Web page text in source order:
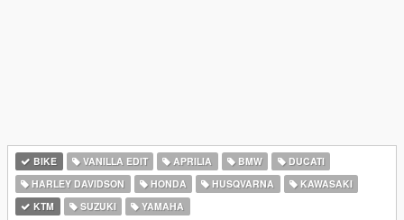
BIKE VANILLA EDIT APRILIA BMW
DUCATI
HARLEY DAVIDSON
HONDA HUSQVARNA
KAWASAKI
KTM
SUZUKI YAMAHA